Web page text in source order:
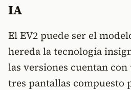
IA
El EV2 puede ser el
hereda la tecnología
las versiones cuentan
tres pantallas compuesto